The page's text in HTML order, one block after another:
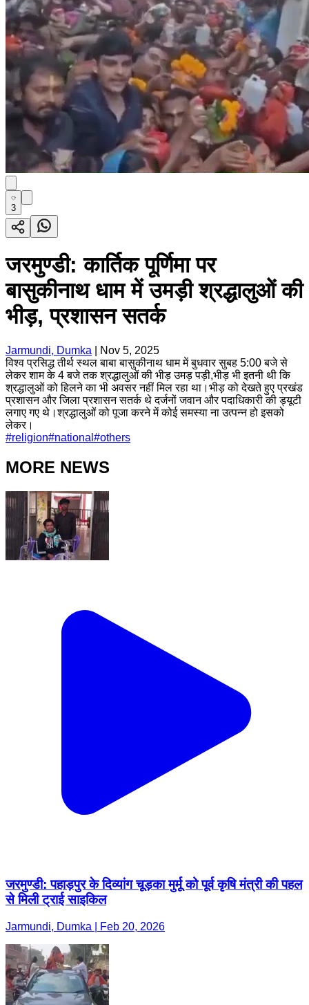
3
जरमुण्डी: कार्तिक पूर्णिमा पर
बासुकीनाथ धाम में उमड़ी श्रद्धालुओं की
भीड़, प्रशासन सतर्क
Jarmundi, Dumka
Nov 5, 2025
विश्व प्रसिद्ध तीर्थ स्थल बाबा बासुकीनाथ धाम में बुधवार सुबह 5:00 बजे से
लेकर शाम के 4 बजे तक श्रद्धालुओं की भीड़ उमड़ पड़ी,भीड़ भी इतनी थी कि
श्रद्धालुओं को हिलने का भी अवसर नहीं मिल रहा था।भीड़ को देखते हुए प्रखंड
प्रशासन और जिला प्रशासन सतर्क थे दर्जनों जवान और पदाधिकारी की ड्यूटी
लगाए गए थे।श्रद्धालुओं को पूजा करने में कोई समस्या ना उत्पन्न हो इसको
लेकर।
#religion#national #others
MORE NEWS
जरमुण्डी: पहाड़पुर के दिव्यांग चूड़का मुर्मू को पूर्व कृषि मंत्री की पहल
से मिली ट्राई साइकिल
Jarmundi, Dumka | Feb 20, 2026